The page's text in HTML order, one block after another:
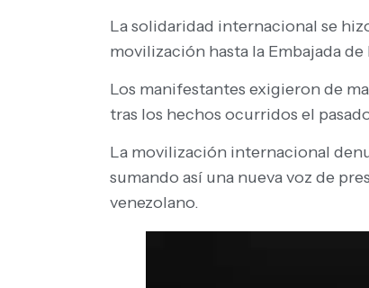
La solidaridad internacional se
movilización hasta la Embajada
​Los manifestantes exigieron de
tras los hechos ocurridos el
La movilización internacional
sumando así una nueva voz de
venezolano.